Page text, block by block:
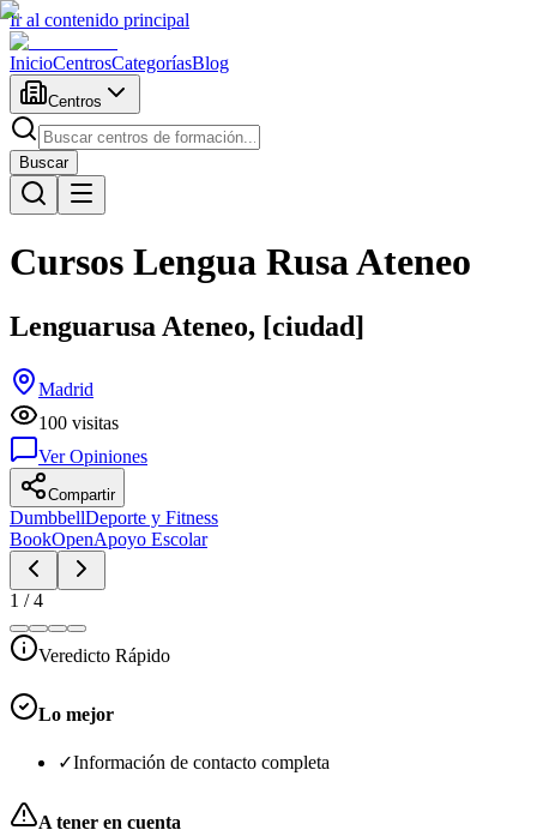
Ir al contenido principal
InicioCentrosCategoríasBlog
Centros
Buscar
Cursos Lengua Rusa Ateneo
Lenguarusa Ateneo, [ciudad]
Madrid
100 visitas
Ver Opiniones
Compartir
DumbbellDeporte y Fitness
BookOpenApoyo Escolar
1 /4
Veredicto Rápido
Lo mejor
✓Información de contacto completa
A tener en cuenta